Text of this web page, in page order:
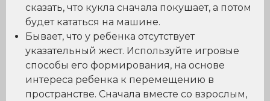
сказать, что кукла сначала покушает, а потом
будет кататься на машине.
Бывает, что у ребенка отсутствует
указательный жест. Используйте игровые
способы его формирования, на основе
интереса ребенка к перемещению в
пространстве. Сначала вместе со взрослым,